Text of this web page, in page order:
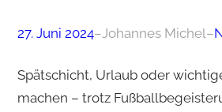
27. Juni 2024–Johannes Michel–
Spätschicht, Urlaub oder
machen – trotz